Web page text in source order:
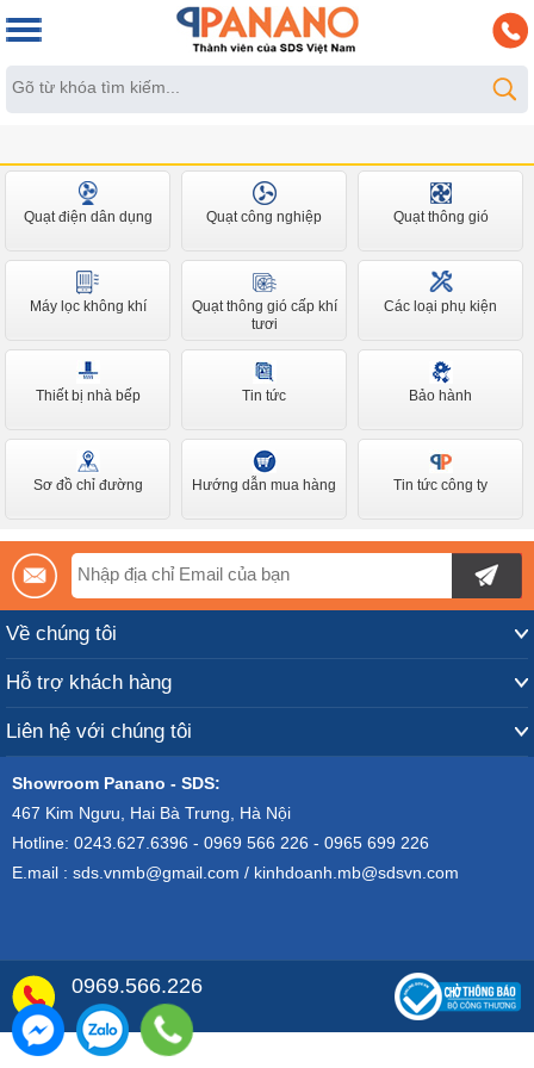
Quạt điện dân dụng Quạt công nghiệp Quạt thông gió
Máy lọc không khí
Quạt thông gió cấp khí
tươi
Các loại phụ kiện
Thiết bị nhà bếp Tin tức Bảo hành
Sơ đồ chỉ đường Hướng dẫn mua hàng Tin tức công ty
Về chúng tôi
Hỗ trợ khách hàng
Liên hệ với chúng tôi
Showroom Panano - SDS:
467 Kim Ngưu, Hai Bà Trưng, Hà Nội
Hotline: 0243.627.6396 - 0969 566 226 - 0965 699 226
E.mail : sds.vnmb@gmail.com / kinhdoanh.mb@sdsvn.com
0969.566.226